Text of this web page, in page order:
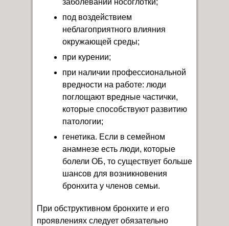
заболеваний носоглотки;
под воздействием
неблагоприятного влияния
окружающей среды;
при курении;
при наличии профессиональной
вредности на работе: люди
поглощают вредные частички,
которые способствуют развитию
патологии;
генетика. Если в семейном
анамнезе есть люди, которые
болели ОБ, то существует больше
шансов для возникновения
бронхита у членов семьи.
При обструктивном бронхите и его
проявлениях следует обязательно